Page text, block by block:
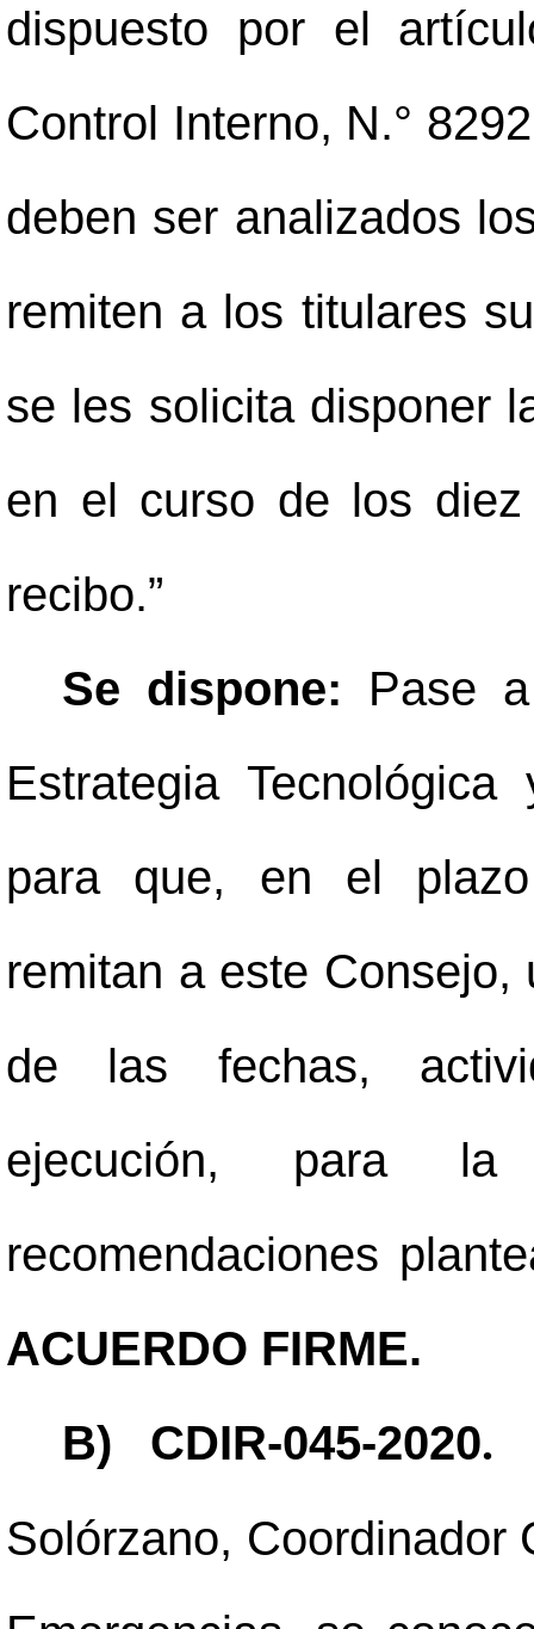
dispuesto por el
Control Interno, N.°
deben ser analizados
remiten a los titulares
se les solicita disponer
en el curso de los
recibo.”
Se dispone: Pase
Estrategia
para que, en el
remitan a este
de las fechas,
ejecución, para la
recomendaciones
ACUERDO FIRME.
B) CDIR-045-2020.
Solórzano, Coordinador